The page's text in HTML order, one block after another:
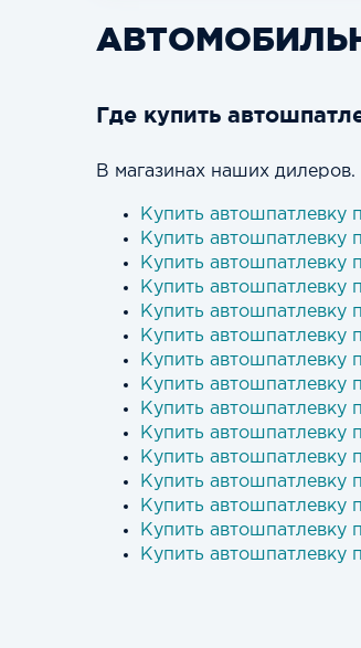
Где купить
В магазинах наших
Купить автошпатлевку
Купить автошпатлевку
Купить автошпатлевку
Купить автошпатлевку
Купить автошпатлевку
Купить автошпатлевку
Купить автошпатлевку
Купить автошпатлевку
Купить автошпатлевку
Купить автошпатлевку
Купить автошпатлевку
Купить автошпатлевку
Купить автошпатлевку
Купить автошпатлевку
Купить автошпатлевку